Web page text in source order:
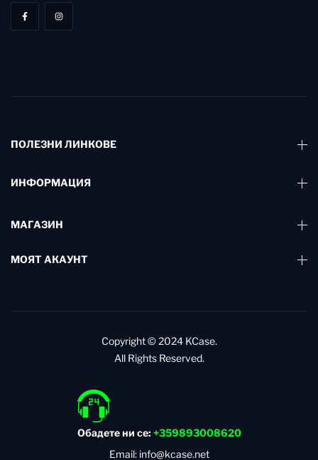
ПОЛЕЗНИ ЛИНКОВЕ
ИНФОРМАЦИЯ
МАГАЗИН
МОЯТ АКАУНТ
Copyright © 2024 KCase.
All Rights Reserved.
Обадете ни се: +359893008620
Email: info@kcase.net